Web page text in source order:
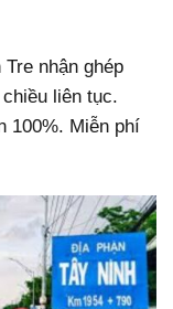
nhận ghép
liên tục.
100%. Miễn phí